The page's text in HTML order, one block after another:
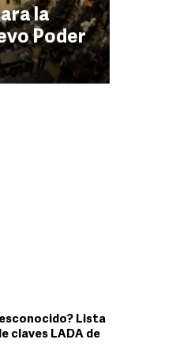
la
Poder
Lista
claves LADA de